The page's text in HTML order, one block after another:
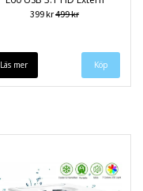
399 kr499 kr
Läs mer